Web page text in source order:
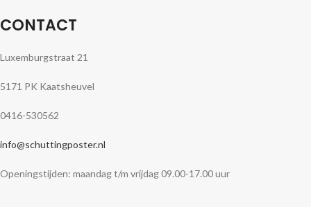
CONTACT
Luxemburgstraat 21
5171 PK Kaatsheuvel
0416-530562
info@schuttingposter.nl
Openingstijden: maandag t/m vrijdag 09.00-17.00 uur